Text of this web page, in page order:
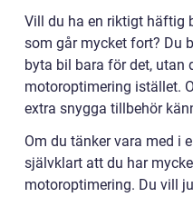
Vill du ha en riktigt häftig
som går mycket fort? Du
byta bil bara för det, utan
motoroptimering istället.
extra snygga tillbehör
Om du tänker vara med i
självklart att du har
motoroptimering. Du vill